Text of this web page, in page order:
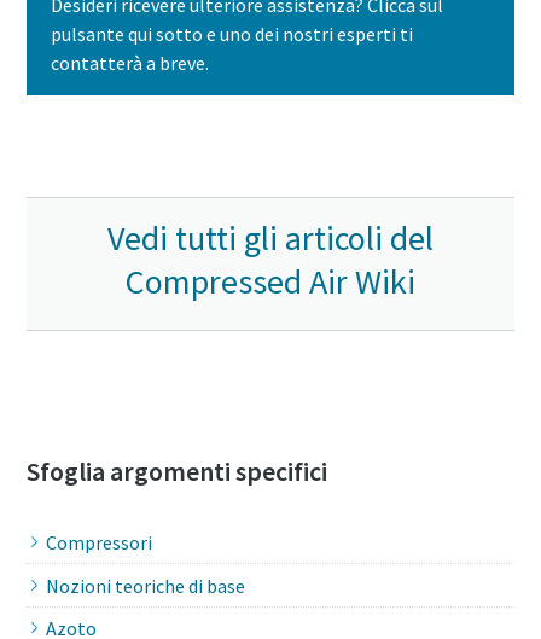
pulsante qui sotto e uno dei nostri esperti ti
contatterà a breve.
Vedi tutti gli articoli del
Compressed Air Wiki
Sfoglia argomenti specifici
Compressori
Nozioni teoriche di base
Azoto